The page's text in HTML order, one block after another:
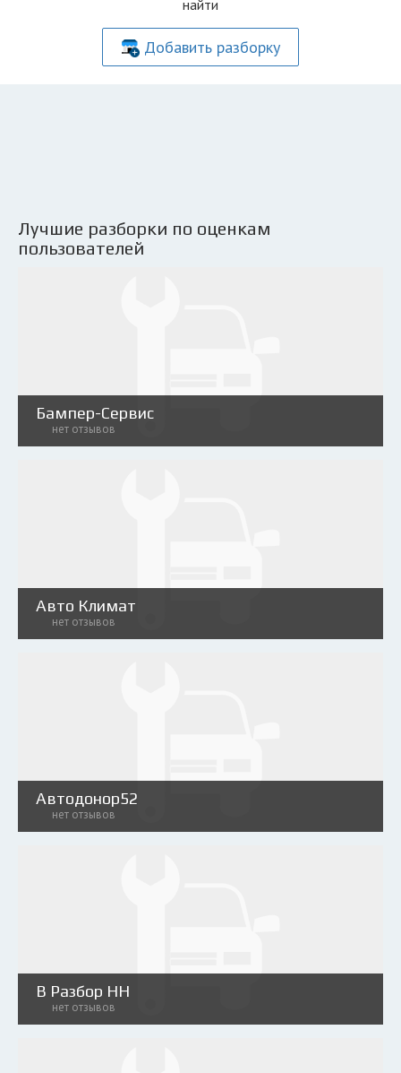
найти
Добавить разборку
Лучшие разборки по оценкам
пользователей
Бампер-Сервис
нет отзывов
Авто Климат
нет отзывов
Автодонор52
нет отзывов
В Разбор НН
нет отзывов